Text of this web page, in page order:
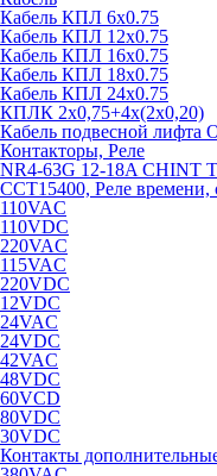
Кабель КПЛ 6х0.75
Кабель КПЛ 12х0.75
Кабель КПЛ 16х0.75
Кабель КПЛ 18х0.75
Кабель КПЛ 24х0.75
КПЛК 2х0,75+4х(2х0,20)
Кабель подвесной лифта
Контакторы, Реле
NR4-63G 12-18A CHINT
CCT15400, Реле
110VAC
110VDC
220VAC
115VAC
220VDC
12VDC
24VAC
24VDC
42VAC
48VDC
60VCD
80VDC
30VDC
Контакты